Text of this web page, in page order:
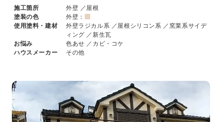
施工箇所
外壁 ／屋根
塗装の色
外壁：
使用塗料・建材
外壁ラジカル系 ／屋根シリコン系 ／窯業系サイデ
ィング ／新生瓦
お悩み
色あせ ／カビ・コケ
ハウスメーカー
その他